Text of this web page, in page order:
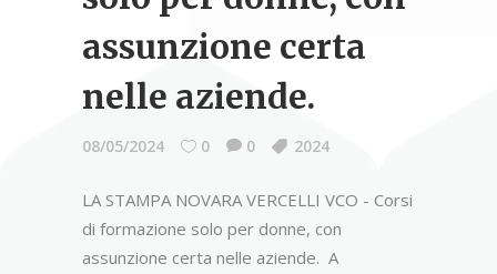
assunzione certa
nelle aziende.
08/05/2024 0 0 2024
LA STAMPA NOVARA VERCELLI VCO - Corsi
di formazione solo per donne, con
assunzione certa nelle aziende. A